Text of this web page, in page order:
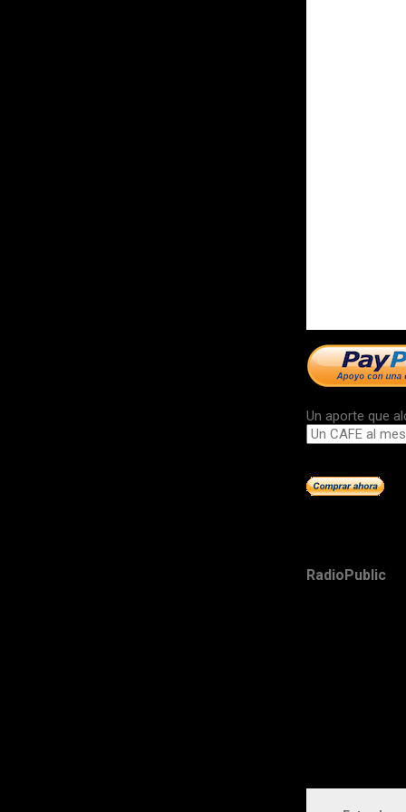
Un aporte que
RadioPublic